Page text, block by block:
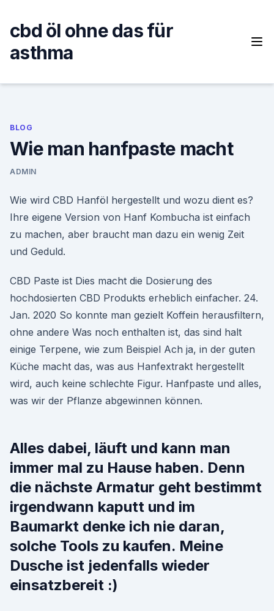
content
cbd öl ohne das für
asthma
BLOG
Wie man hanfpaste macht
ADMIN
Wie wird CBD Hanföl hergestellt und wozu dient es?
Ihre eigene Version von Hanf Kombucha ist einfach
zu machen, aber braucht man dazu ein wenig Zeit
und Geduld.
CBD Paste ist Dies macht die Dosierung des
hochdosierten CBD Produkts erheblich einfacher. 24.
Jan. 2020 So konnte man gezielt Koffein herausfiltern,
ohne andere Was noch enthalten ist, das sind halt
einige Terpene, wie zum Beispiel Ach ja, in der guten
Küche macht das, was aus Hanfextrakt hergestellt
wird, auch keine schlechte Figur. Hanfpaste und alles,
was wir der Pflanze abgewinnen können.
Alles dabei, läuft und kann man
immer mal zu Hause haben. Denn
die nächste Armatur geht bestimmt
irgendwann kaputt und im
Baumarkt denke ich nie daran,
solche Tools zu kaufen. Meine
Dusche ist jedenfalls wieder
einsatzbereit :)